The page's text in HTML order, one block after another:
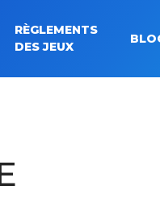
RÈGLEMENTS
DES JEUX